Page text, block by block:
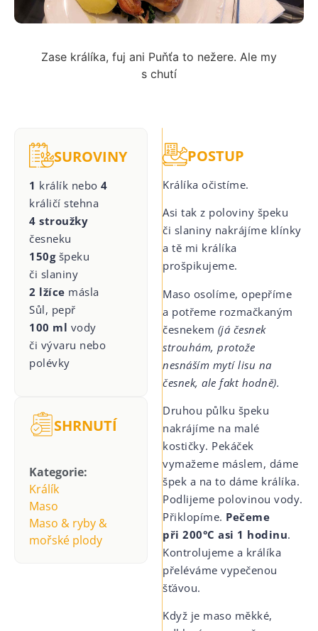
Zase králíka, fuj ani Puňťa to nežere. Ale my
s chutí
SUROVINY
1 králík nebo 4
králičí stehna
4 stroužky
česneku
150gšpeku
či slaniny
2 lžíce másla
Sůl, pepř
100 ml vody
či vývaru nebo
polévky
SHRNUTÍ
Kategorie:
Králík
Maso
Maso & ryby &
mořské plody
POSTUP
Králíka očistíme.
Asi tak z poloviny špeku
či slaniny nakrájíme klínky
a tě mi králíka
prošpikujeme.
Maso osolíme, opepříme
a potřeme rozmačkaným
česnekem (já česnek
strouhám, protože
nesnáším mytí lisu na
česnek, ale fakt hodně).
Druhou půlku špeku
nakrájíme na malé
kostičky. Pekáček
vymažeme máslem, dáme
špek a na to dáme králíka.
Podlijeme polovinou vody.
Přiklopíme. Pečeme
při 200°C asi 1 hodinu.
Kontrolujeme a králíka
přeléváme vypečenou
šťávou.
Když je maso měkké,